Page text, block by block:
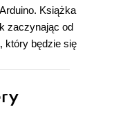
Książka
zaczynając od
który będzie się